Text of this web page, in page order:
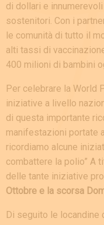
di dollari e
sostenitori. Con i
le comunità di tutto il
alti tassi di
400 milioni di bambini
Per celebrare la World
iniziative a livello
di questa importante
manifestazioni portate
ricordiamo alcune
combattere la polio” A
delle tante iniziative
Ottobre e la scorsa
Di seguito le locandine